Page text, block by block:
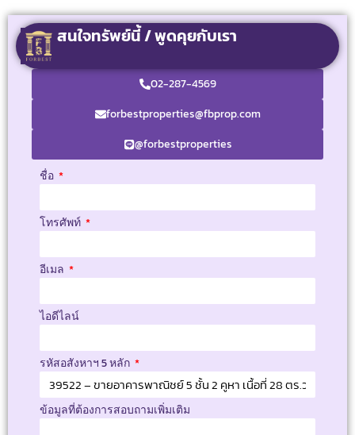
สนใจทรัพย์นี้ / พูดคุยกับเรา
02-287-4569
forbestproperties@fbprop.com
@forbestproperties
ชื่อ
โทรศัพท์
อีเมล
ไอดีไลน์
รหัสอสังหาฯ 5 หลัก
ข้อมูลที่ต้องการสอบถามเพิ่มเติม